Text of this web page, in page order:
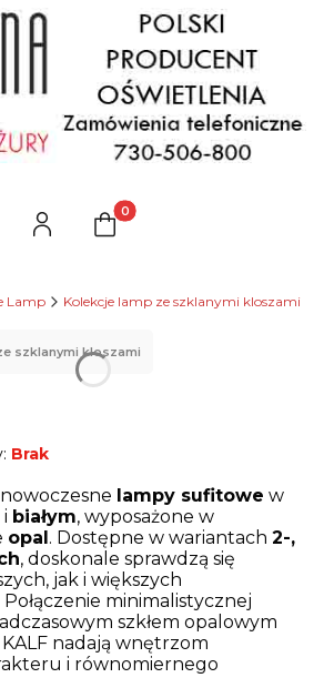
Produkty w koszyku: 0.
Lamp Kolekcje lamp ze szklanymi kloszami
szklanymi kloszami
Brak
lampy sufitowe w
i białym, wyposażone w
opal. Dostępne w wariantach 2-,
, doskonale sprawdzą się
jak i większych
minimalistycznej
szkłem opalowym
nadają wnętrzom
i równomiernego